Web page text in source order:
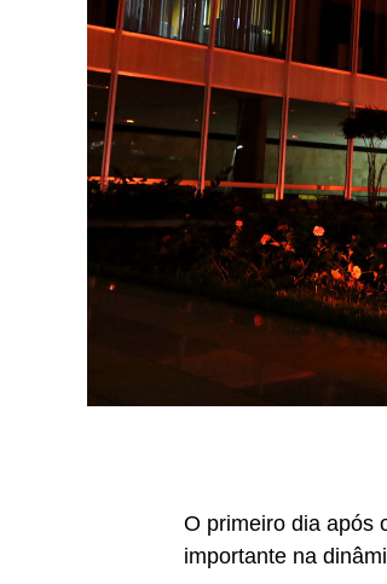
O primeiro dia após
importante na